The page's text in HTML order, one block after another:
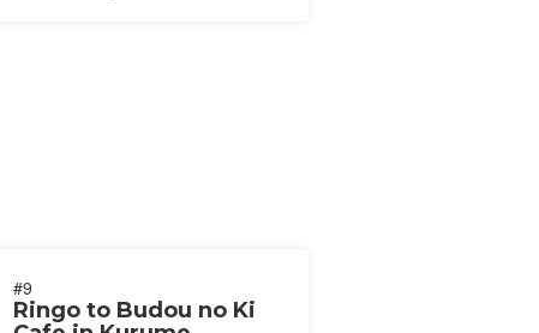
#9
Ringo to Budou no Ki